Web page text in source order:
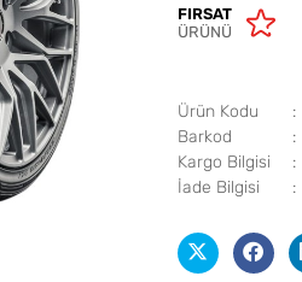
FIRSAT
ÜRÜNÜ
Ürün Kodu
Barkod
Kargo Bilgisi
İade Bilgisi